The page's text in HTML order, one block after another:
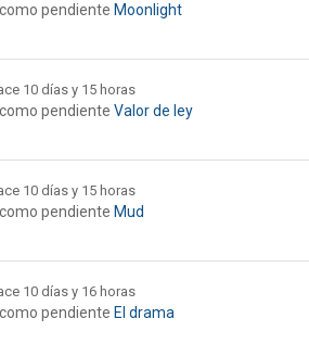
pendiente Moonlight
10 días y 15 horas
pendiente Valor de ley
10 días y 15 horas
pendiente Mud
10 días y 16 horas
pendiente El drama